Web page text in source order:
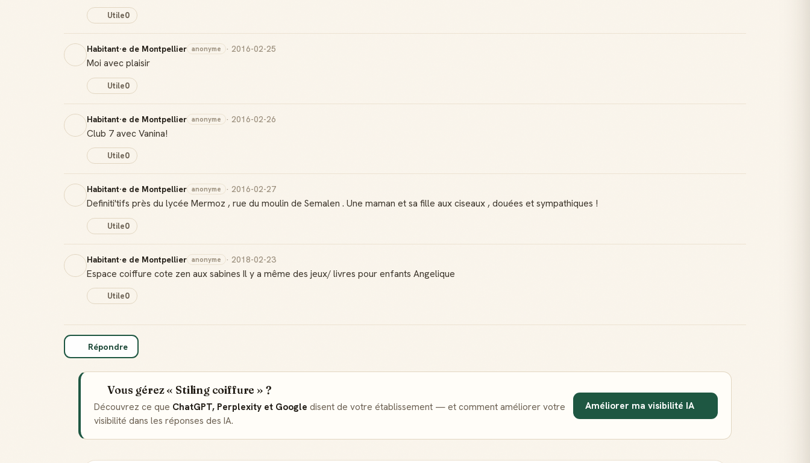
Utile0
Habitant·e de Montpellier anonyme · 2016-02-25
Moi avec plaisir
Utile0
Habitant·e de Montpellier anonyme · 2016-02-26
Club 7 avec Vanina!
Utile0
Habitant·e de Montpellier anonyme · 2016-02-27
Definiti'tifs près du lycée Mermoz , rue du moulin de Semalen . Une maman et sa fille aux ciseaux , douées et sympathiques !
Utile0
Habitant·e de Montpellier anonyme · 2018-02-23
Espace coiffure cote zen aux sabines Il y a même des jeux/ livres pour enfants Angelique
Utile0
Répondre
Vous gérez « Stiling coiffure » ?
Découvrez ce que ChatGPT, Perplexity et Google disent de votre établissement — et comment améliorer votre
visibilité dans les réponses des IA.
Améliorer ma visibilité IA
sur toutes tes
chaque contribution
ton avis aide